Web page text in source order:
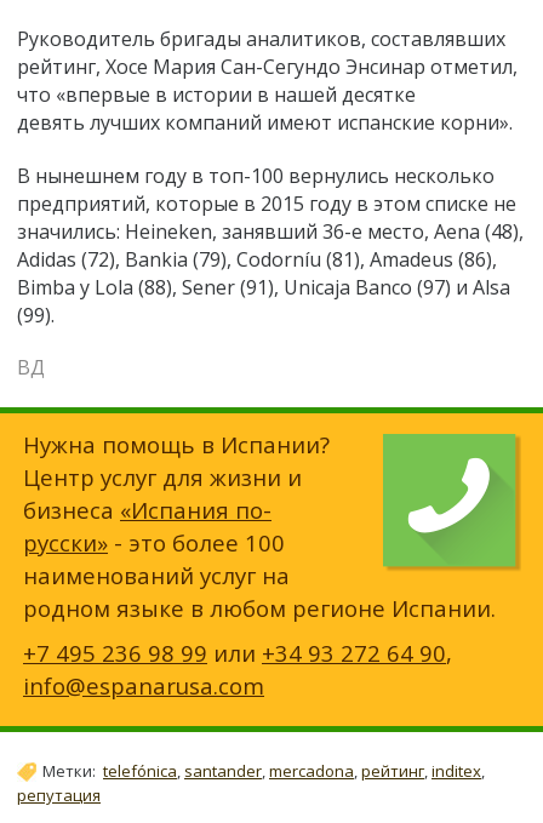
Руководитель бригады аналитиков, составлявших
рейтинг, Хосе Мария Сан-Сегундо Энсинар отметил,
что «впервые в истории в нашей десятке
девять лучших компаний имеют испанские корни».
В нынешнем году в топ-100 вернулись несколько
предприятий, которые в 2015 году в этом списке не
значились: Heineken, занявший 36-е место, Aena (48),
Adidas (72), Bankia (79), Codorníu (81), Amadeus (86),
Bimba y Lola (88), Sener (91), Unicaja Banco (97) и Alsa
(99).
ВД
Нужна помощь в Испании?
Центр услуг для жизни и
бизнеса «Испания по-
русски» - это более 100
наименований услуг на
родном языке в любом регионе Испании.
+7 495 236 98 99 или +34 93 272 64 90,
info@espanarusa.com
Метки: telefónica, santander,mercadona,рейтинг,inditex,
репутация